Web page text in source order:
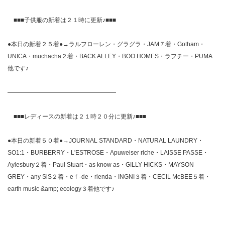
■■■子供服の新着は２１時に更新♪■■■
●本日の新着２５着●→ラルフローレン・グラグラ・JAM７着・Gotham・
UNICA・muchacha２着・BACK ALLEY・BOO HOMES・ラフチー・PUMA
他です♪
——————————————————
■■■レディースの新着は２１時２０分に更新♪■■■
●本日の新着５０着●→JOURNAL STANDARD・NATURAL LAUNDRY・
SO1:1・BURBERRY・L'ESTROSE・Apuweiser riche・LAISSE PASSE・
Aylesbury２着・Paul Stuart・as know as・GILLY HICKS・MAYSON
GREY・any SiS２着・eｆ-de・rienda・INGNI３着・CECIL McBEE５着・
earth music &amp; ecology３着他です♪